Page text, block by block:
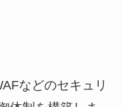
などのセキュリ